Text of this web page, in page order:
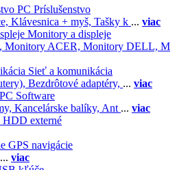
PC Príslušenstvo
Klávesnica + myš, Tašky k ... viac
Monitory a displeje
Monitory ACER, Monitory DELL, M
Sieť a komunikácia
Bezdrôtové adaptéry, ... viac
PC Software
Kancelárske balíky, Ant ... viac
HDD externé
GPS navigácie
... viac